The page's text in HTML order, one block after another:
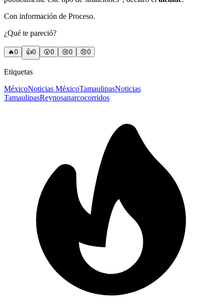
Con información de Proceso.
¿Qué te pareció?
🔥0 👍0 😲0 😢0 😠0
Etiquetas
MéxicoNoticias MéxicoTamaulipasNoticias
TamaulipasReynosanarcocorridos